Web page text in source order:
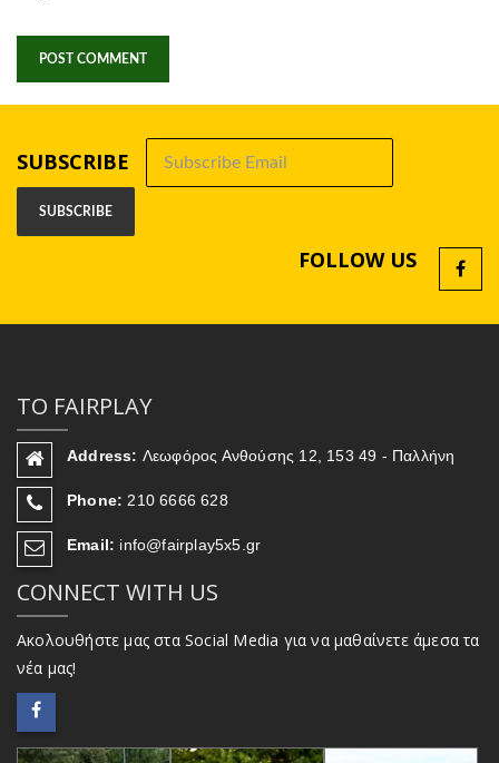
SUBSCRIBE
FOLLOW US
ΤΟ FAIRPLAY
Address: Λεωφόρος Ανθούσης 12, 153 49 - Παλλήνη
Phone: 210 6666 628
Email: info@fairplay5x5.gr
CONNECT WITH US
Ακολουθήστε μας στα Social Media για να μαθαίνετε άμεσα τα
νέα μας!